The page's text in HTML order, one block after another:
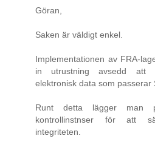
Göran,
Saken är väldigt enkel.
Implementationen av FRA-
in utrustning avsedd att
elektronisk data som passerar
Runt detta lägger man
kontrollinstnser för att
integriteten.